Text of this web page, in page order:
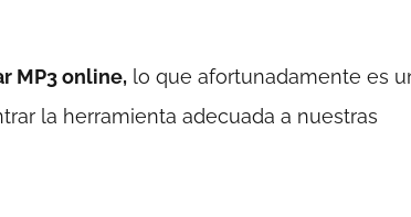
MP3 online, lo que afortunadamente es
la herramienta adecuada a nuestras